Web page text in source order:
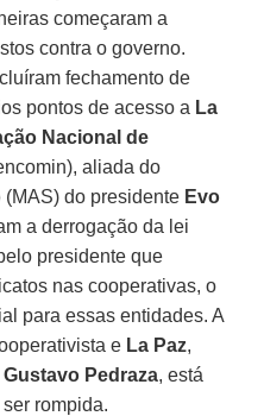
começaram a
contra o governo.
fechamento de
pontos de acesso a La
Nacional de
aliada do
(MAS) do presidente Evo
a derrogação da lei
presidente que
nas cooperativas, o
para essas entidades. A
e La Paz,
Gustavo Pedraza, está
rompida.